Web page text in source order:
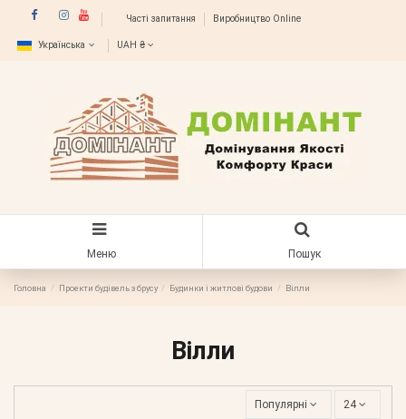
Часті запитання Виробництво Online
Українська UAH ₴
Меню Пошук
Головна Проекти будівель з брусу Будинки і житлові будови Вілли
Вілли
Популярні 24